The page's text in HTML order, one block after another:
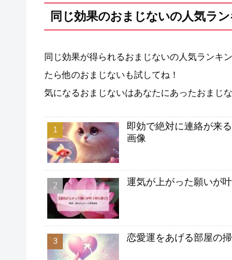
同じ効果のおまじないの人気ラ
同じ効果が得られるおまじないの人気ランキ
たら他のおまじないも試してね！
気になるおまじないはあなたにあったおまじ
即効で絶対に連絡が来
画像
運気が上がった願いが
恋愛運をあげる部屋の